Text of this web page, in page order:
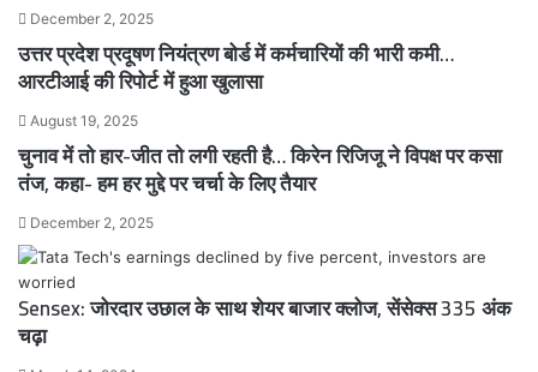
December 2, 2025
उत्तर प्रदेश प्रदूषण नियंत्रण बोर्ड में कर्मचारियों की भारी कमी…
आरटीआई की रिपोर्ट में हुआ खुलासा
August 19, 2025
चुनाव में तो हार-जीत तो लगी रहती है… किरेन रिजिजू ने विपक्ष पर कसा
तंज, कहा- हम हर मुद्दे पर चर्चा के लिए तैयार
December 2, 2025
Sensex: जोरदार उछाल के साथ शेयर बाजार क्लोज, सेंसेक्स 335 अंक
चढ़ा